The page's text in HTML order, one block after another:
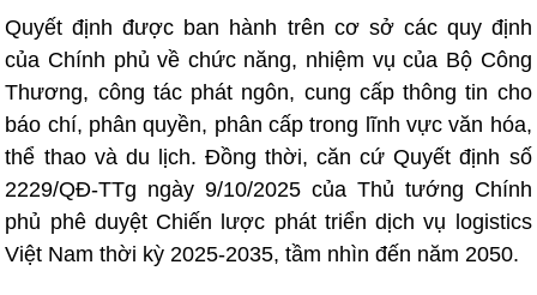
Quyết định được ban hành trên cơ sở các quy định
của Chính phủ về chức năng, nhiệm vụ của Bộ Công
Thương, công tác phát ngôn, cung cấp thông tin cho
báo chí, phân quyền, phân cấp trong lĩnh vực văn hóa,
thể thao và du lịch. Đồng thời, căn cứ Quyết định số
2229/QĐ-TTg ngày 9/10/2025 của Thủ tướng Chính
phủ phê duyệt Chiến lược phát triển dịch vụ logistics
Việt Nam thời kỳ 2025-2035, tầm nhìn đến năm 2050.